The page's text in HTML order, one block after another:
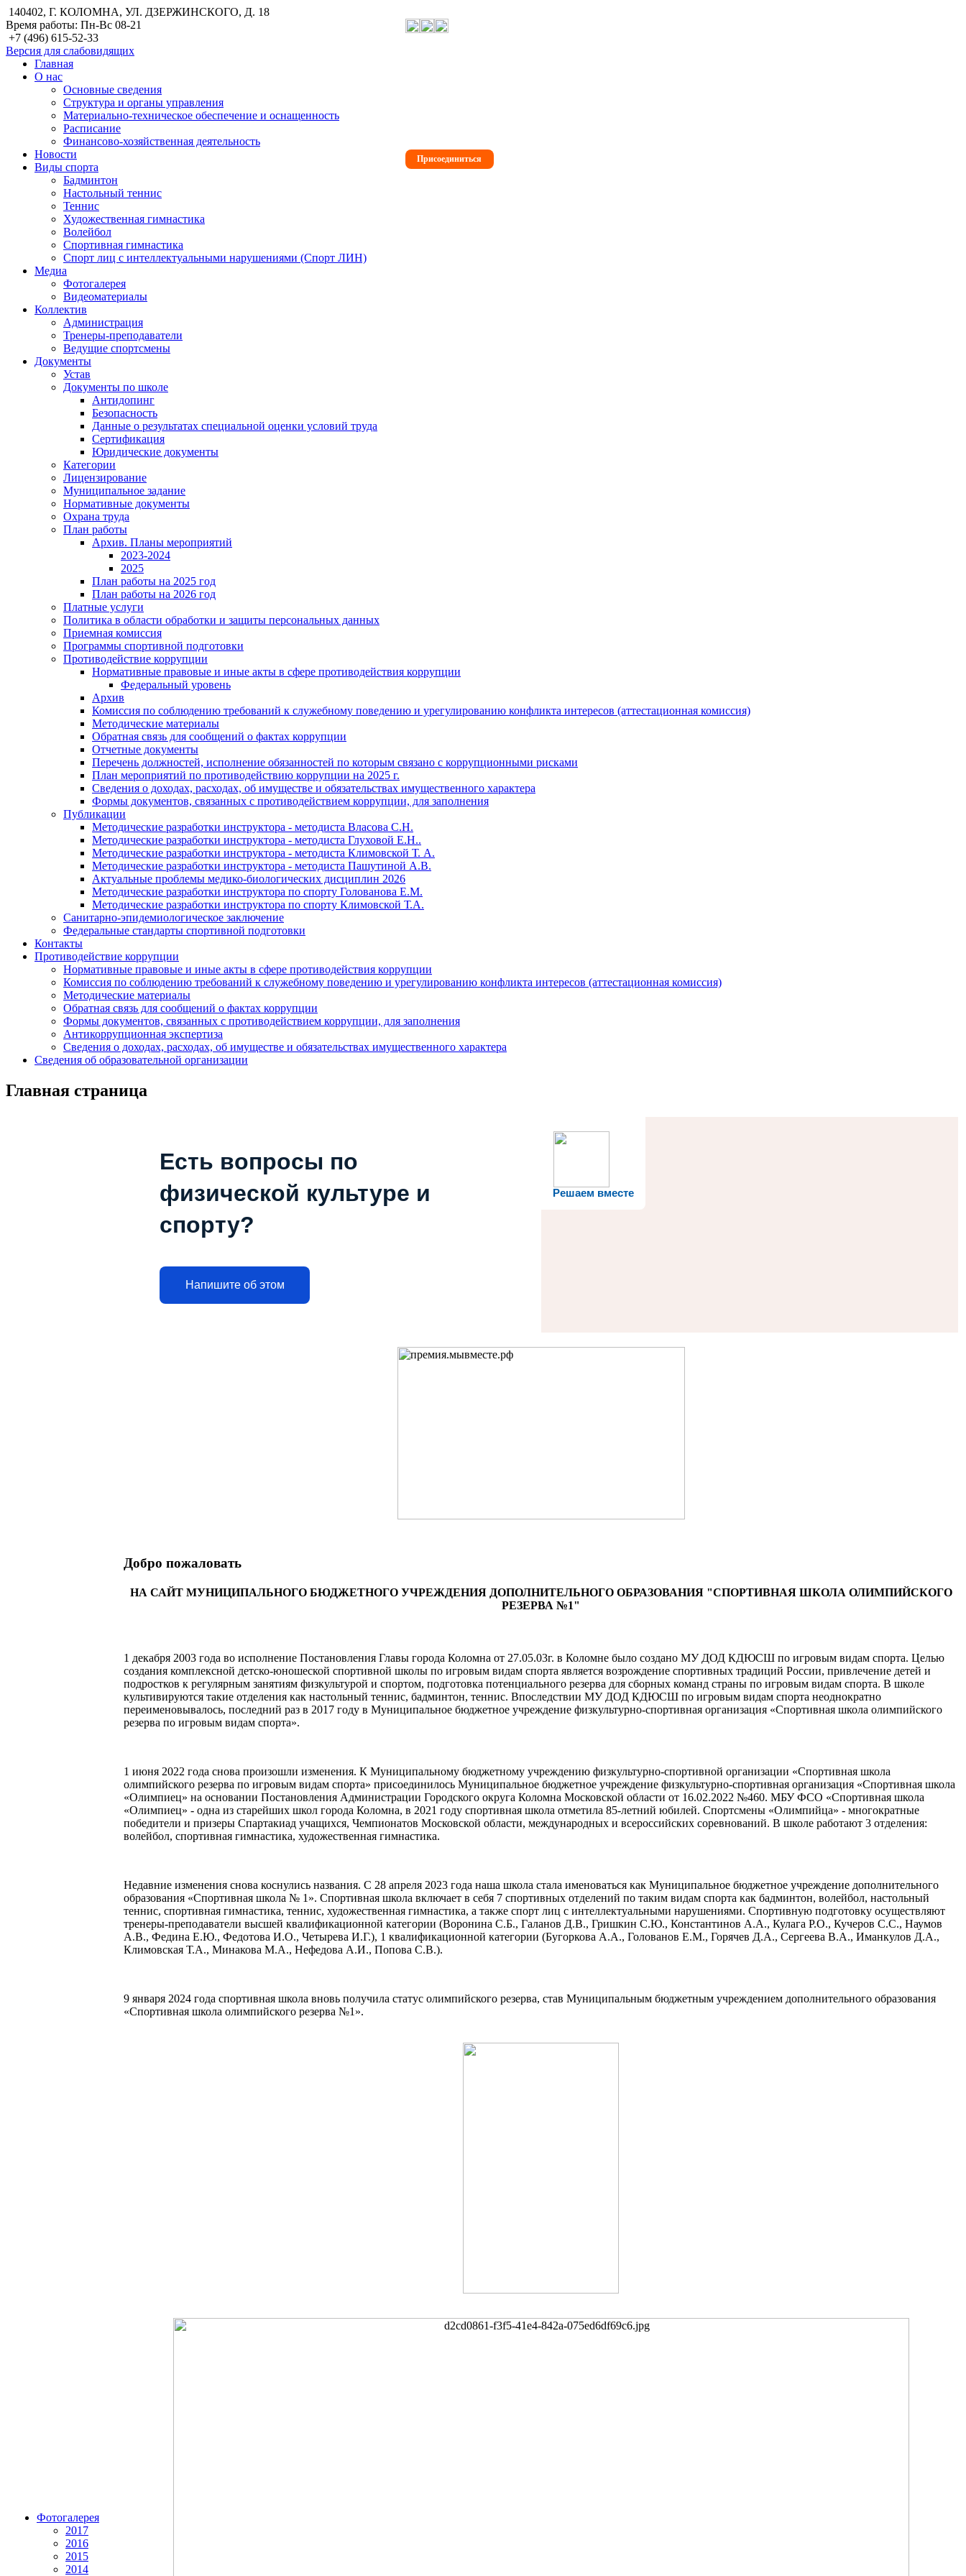
140402, Г. КОЛОМНА, УЛ. ДЗЕРЖИНСКОГО, Д. 18
Время работы: Пн-Вс 08-21
+7 (496) 615-52-33
Версия для слабовидящих
Главная
О нас
Основные сведения
Структура и органы управления
Материально-техническое обеспечение и оснащенность
Расписание
Финансово-хозяйственная деятельность
Новости
Виды спорта
Бадминтон
Настольный теннис
Теннис
Художественная гимнастика
Волейбол
Спортивная гимнастика
Спорт лиц с интеллектуальными нарушениями (Спорт ЛИН)
Медиа
Фотогалерея
Видеоматериалы
Коллектив
Администрация
Тренеры-преподаватели
Ведущие спортсмены
Документы
Устав
Документы по школе
Антидопинг
Безопасность
Данные о результатах специальной оценки условий труда
Сертификация
Юридические документы
Категории
Лицензирование
Муниципальное задание
Нормативные документы
Охрана труда
План работы
Архив. Планы мероприятий
2023-2024
2025
План работы на 2025 год
План работы на 2026 год
Платные услуги
Политика в области обработки и защиты персональных данных
Приемная комиссия
Программы спортивной подготовки
Противодействие коррупции
Нормативные правовые и иные акты в сфере противодействия коррупции
Федеральный уровень
Архив
Комиссия по соблюдению требований к служебному поведению и урегулированию конфликта интересов (аттестационная комиссия)
Методические материалы
Обратная связь для сообщений о фактах коррупции
Отчетные документы
Перечень должностей, исполнение обязанностей по которым связано с коррупционными рисками
План мероприятий по противодействию коррупции на 2025 г.
Сведения о доходах, расходах, об имуществе и обязательствах имущественного характера
Формы документов, связанных с противодействием коррупции, для заполнения
Публикации
Методические разработки инструктора - методиста Власова С.Н.
Методические разработки инструктора - методиста Глуховой Е.Н..
Методические разработки инструктора - методиста Климовской Т. А.
Методические разработки инструктора - методиста Пашутиной А.В.
Актуальные проблемы медико-биологических дисциплин 2026
Методические разработки инструктора по спорту Голованова Е.М.
Методические разработки инструктора по спорту Климовской Т.А.
Санитарно-эпидемиологическое заключение
Федеральные стандарты спортивной подготовки
Контакты
Противодействие коррупции
Нормативные правовые и иные акты в сфере противодействия коррупции
Комиссия по соблюдению требований к служебному поведению и урегулированию конфликта интересов (аттестационная комиссия)
Методические материалы
Обратная связь для сообщений о фактах коррупции
Формы документов, связанных с противодействием коррупции, для заполнения
Антикоррупционная экспертиза
Сведения о доходах, расходах, об имуществе и обязательствах имущественного характера
Сведения об образовательной организации
Главная страница
Фотогалерея
2017
2016
2015
2014
Решаем вместе
Есть вопросы по
физической культуре и
спорту?
Напишите об этом
Присоединиться
Добро пожаловать
НА САЙТ МУНИЦИПАЛЬНОГО БЮДЖЕТНОГО УЧРЕЖДЕНИЯ ДОПОЛНИТЕЛЬНОГО ОБРАЗОВАНИЯ "СПОРТИВНАЯ ШКОЛА ОЛИМПИЙСКОГО
РЕЗЕРВА №1"
1 декабря 2003 года во исполнение Постановления Главы города Коломна от 27.05.03г. в Коломне было создано МУ ДОД КДЮСШ по игровым видам спорта. Целью
создания комплексной детско-юношеской спортивной школы по игровым видам спорта является возрождение спортивных традиций России, привлечение детей и
подростков к регулярным занятиям физкультурой и спортом, подготовка потенциального резерва для сборных команд страны по игровым видам спорта. В школе
культивируются такие отделения как настольный теннис, бадминтон, теннис. Впоследствии МУ ДОД КДЮСШ по игровым видам спорта неоднократно
переименовывалось, последний раз в 2017 году в Муниципальное бюджетное учреждение физкультурно-спортивная организация «Спортивная школа олимпийского
резерва по игровым видам спорта».
1 июня 2022 года снова произошли изменения. К Муниципальному бюджетному учреждению физкультурно-спортивной организации «Спортивная школа
олимпийского резерва по игровым видам спорта» присоединилось Муниципальное бюджетное учреждение физкультурно-спортивная организация «Спортивная школа
«Олимпиец» на основании Постановления Администрации Городского округа Коломна Московской области от 16.02.2022 №460. МБУ ФСО «Спортивная школа
«Олимпиец» - одна из старейших школ города Коломна, в 2021 году спортивная школа отметила 85-летний юбилей. Спортсмены «Олимпийца» - многократные
победители и призеры Спартакиад учащихся, Чемпионатов Московской области, международных и всероссийских соревнований. В школе работают 3 отделения:
волейбол, спортивная гимнастика, художественная гимнастика.
Недавние изменения снова коснулись названия. С 28 апреля 2023 года наша школа стала именоваться как Муниципальное бюджетное учреждение дополнительного
образования «Спортивная школа № 1». Спортивная школа включает в себя 7 спортивных отделений по таким видам спорта как бадминтон, волейбол, настольный
теннис, спортивная гимнастика, теннис, художественная гимнастика, а также спорт лиц с интеллектуальными нарушениями. Спортивную подготовку осуществляют
тренеры-преподаватели высшей квалификационной категории (Воронина С.Б., Галанов Д.В., Гришкин С.Ю., Константинов А.А., Кулага Р.О., Кучеров С.С., Наумов
А.В., Федина Е.Ю., Федотова И.О., Четырева И.Г.), 1 квалификационной категории (Бугоркова А.А., Голованов Е.М., Горячев Д.А., Сергеева В.А., Иманкулов Д.А.,
Климовская Т.А., Минакова М.А., Нефедова А.И., Попова С.В.).
9 января 2024 года спортивная школа вновь получила статус олимпийского резерва, став Муниципальным бюджетным учреждением дополнительного образования
«Спортивная школа олимпийского резерва №1».